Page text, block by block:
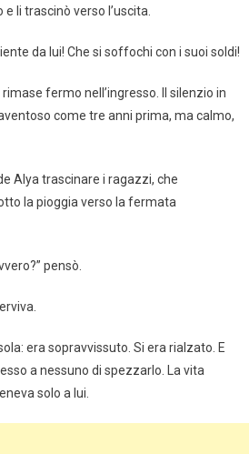
li trascinò verso l’uscita.
da lui! Che si soffochi con i suoi soldi!
fermo nell’ingresso. Il silenzio in
come tre anni prima, ma calmo,
Alya trascinare i ragazzi, che
la pioggia verso la fermata
pensò.
era sopravvissuto. Si era rialzato. E
a nessuno di spezzarlo. La vita
solo a lui.